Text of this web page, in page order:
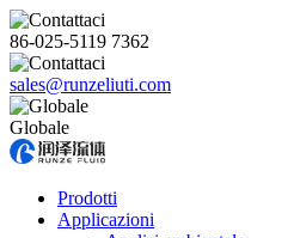
86-025-5119 7362
sales@runzeliuti.com
Globale
Prodotti
Applicazioni